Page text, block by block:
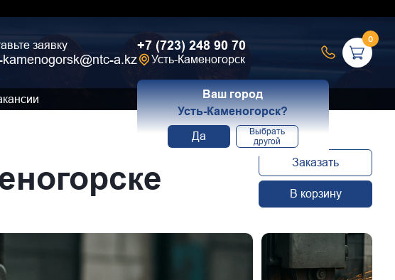
заявку
kamenogorsk@ntc-a.kz
+7 (723) 248 90 70
Усть-Каменогорск
Ваш город
Усть-Каменогорск?
Да
Выбрать
другой
0
Заказать
В корзину